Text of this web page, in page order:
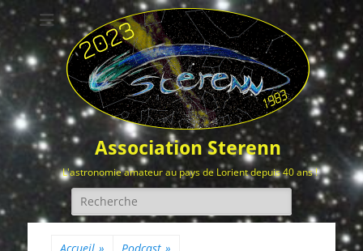
Association Sterenn
L'astronomie amateur au pays de Lorient depuis 40 ans !
Rechercher :